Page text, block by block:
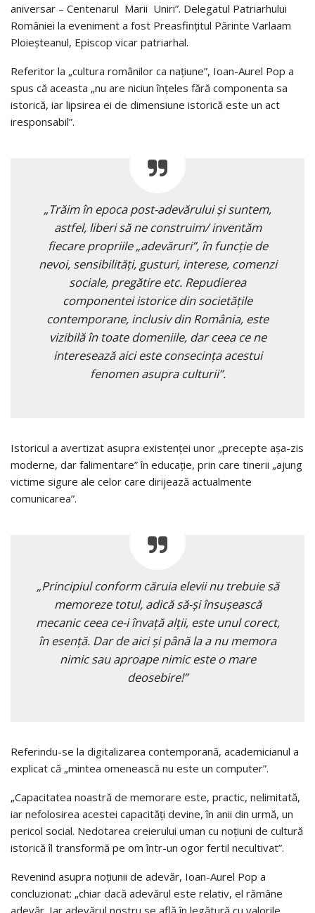
aniversar – Centenarul Marii Uniri”. Delegatul Patriarhului
României la eveniment a fost Preasfinţitul Părinte Varlaam
Ploieşteanul, Episcop vicar patriarhal.
Referitor la „cultura românilor ca națiune”, Ioan-Aurel Pop a
spus că aceasta „nu are niciun înțeles fără componenta sa
istorică, iar lipsirea ei de dimensiune istorică este un act
iresponsabil”.
„Trăim în epoca post-adevărului și suntem,
astfel, liberi să ne construim/ inventăm
fiecare propriile „adevăruri”, în funcție de
nevoi, sensibilități, gusturi, interese, comenzi
sociale, pregătire etc. Repudierea
componentei istorice din societățile
contemporane, inclusiv din România, este
vizibilă în toate domeniile, dar ceea ce ne
interesează aici este consecința acestui
fenomen asupra culturii”.
Istoricul a avertizat asupra existenței unor „precepte așa-zis
moderne, dar falimentare” în educație, prin care tinerii „ajung
victime sigure ale celor care dirijează actualmente
comunicarea”.
„Principiul conform căruia elevii nu trebuie să
memoreze totul, adică să-și însușească
mecanic ceea ce-i învață alții, este unul corect,
în esență. Dar de aici și până la a nu memora
nimic sau aproape nimic este o mare
deosebire!”
Referindu-se la digitalizarea contemporană, academicianul a
explicat că „mintea omenească nu este un computer”.
„Capacitatea noastră de memorare este, practic, nelimitată,
iar nefolosirea acestei capacități devine, în anii din urmă, un
pericol social. Nedotarea creierului uman cu noțiuni de cultură
istorică îl transformă pe om într-un ogor fertil necultivat”.
Revenind asupra noțiunii de adevăr, Ioan-Aurel Pop a
concluzionat: „chiar dacă adevărul este relativ, el rămâne
adevăr. Iar adevărul nostru se află în legătură cu valorile